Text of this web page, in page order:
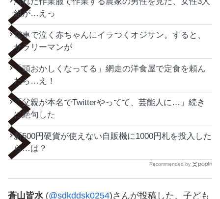
組が…えっ
電車で泣く赤ちゃんにイラつくオジサン。すると、
サラリーマンが
「頭おかしくなってる」網走の洋食屋で定食を頼ん
だら…え！
「父親が本名でTwitterやってて、芸能人に…」続き
に絶句した
新500円硬貨が使えない自販機に1000円札を投入した
ら…は？
Recommended by
蒼山皆水 (@sdkddsk0254)さんが投稿した、子ども